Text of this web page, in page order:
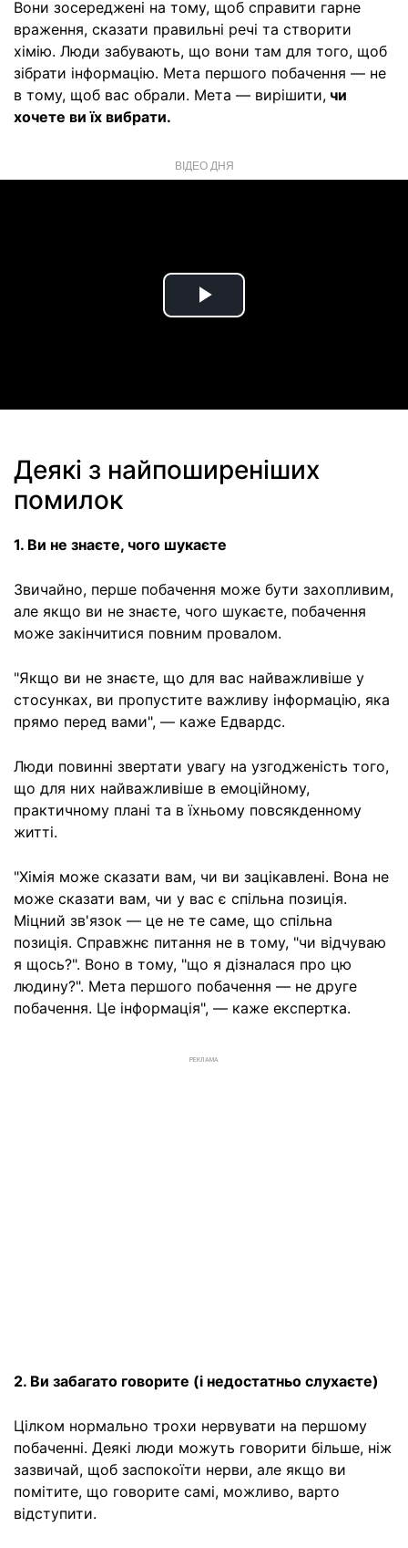
Вони зосереджені на тому, щоб справити гарне
враження, сказати правильні речі та створити
хімію. Люди забувають, що вони там для того, щоб
зібрати інформацію. Мета першого побачення — не
в тому, щоб вас обрали. Мета — вирішити, чи
хочете ви їх вибрати.
ВІДЕО ДНЯ
Play
Деякі з найпоширеніших
помилок
1. Ви не знаєте, чого шукаєте
Звичайно, перше побачення може бути захопливим,
але якщо ви не знаєте, чого шукаєте, побачення
може закінчитися повним провалом.
"Якщо ви не знаєте, що для вас найважливіше у
стосунках, ви пропустите важливу інформацію, яка
прямо перед вами", — каже Едвардс.
Люди повинні звертати увагу на узгодженість того,
що для них найважливіше в емоційному,
практичному плані та в їхньому повсякденному
житті.
"Хімія може сказати вам, чи ви зацікавлені. Вона не
може сказати вам, чи у вас є спільна позиція.
Міцний зв'язок — це не те саме, що спільна
позиція. Справжнє питання не в тому, "чи відчуваю
я щось?". Воно в тому, "що я дізналася про цю
людину?". Мета першого побачення — не друге
побачення. Це інформація", — каже експертка.
РЕКЛАМА
2. Ви забагато говорите (і недостатньо слухаєте)
Цілком нормально трохи нервувати на першому
побаченні. Деякі люди можуть говорити більше, ніж
зазвичай, щоб заспокоїти нерви, але якщо ви
помітите, що говорите самі, можливо, варто
відступити.